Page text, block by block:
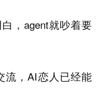
，agent就吵着要
流，AI恋人已经能